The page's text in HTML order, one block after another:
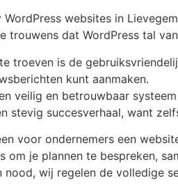
websites in
trouwens dat WordPress tal
troeven is de
kunt aanmaken.
veilig en betrouwbaar
stevig succesverhaal, want
voor ondernemers een
om je plannen te bespreken,
nood, wij regelen de volledige